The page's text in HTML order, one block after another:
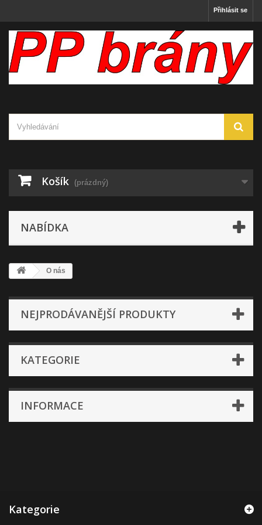
Přihlásit se
Košík (prázdný)
NABÍDKA
O nás
NEJPRODÁVANĚJŠÍ PRODUKTY
KATEGORIE
INFORMACE
Kategorie